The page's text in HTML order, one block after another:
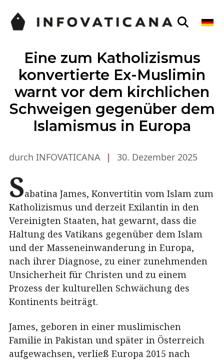
Eine zum Katholizismus
konvertierte Ex-Muslimin
warnt vor dem kirchlichen
Schweigen gegenüber dem
Islamismus in Europa
durch INFOVATICANA | 30. Dezember 2025
Sabatina James, Konvertitin vom Islam zum
Katholizismus und derzeit Exilantin in den
Vereinigten Staaten, hat gewarnt, dass die
Haltung des Vatikans gegenüber dem Islam
und der Masseneinwanderung in Europa,
nach ihrer Diagnose, zu einer zunehmenden
Unsicherheit für Christen und zu einem
Prozess der kulturellen Schwächung des
Kontinents beiträgt.
James, geboren in einer muslimischen
Familie in Pakistan und später in Österreich
aufgewachsen, verließ Europa 2015 nach